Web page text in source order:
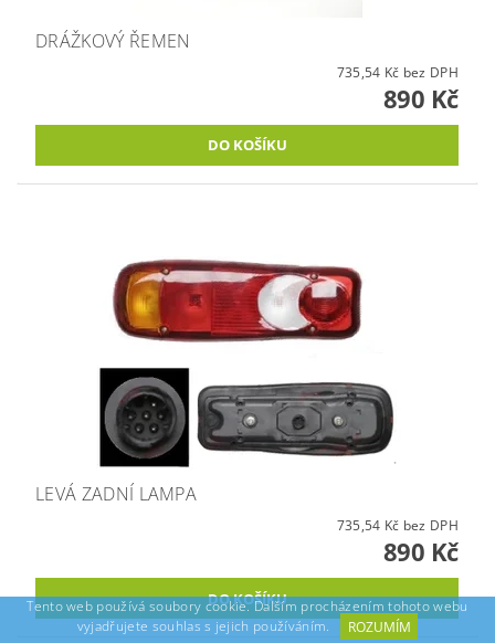
DRÁŽKOVÝ ŘEMEN
735,54 Kč bez DPH
890 Kč
LEVÁ ZADNÍ LAMPA
735,54 Kč bez DPH
890 Kč
Tento web používá soubory cookie. Dalším procházením tohoto webu
vyjadřujete souhlas s jejich používáním.
ROZUMÍM